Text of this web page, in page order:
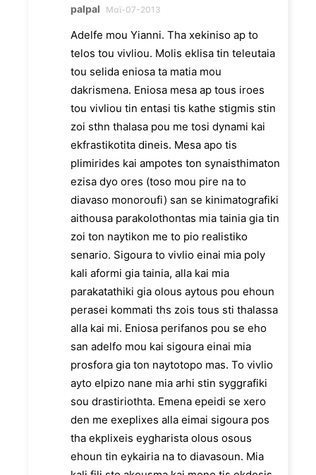
palpal Μαϊ-07-2013
Adelfe mou Yianni. Tha xekiniso ap to
telos tou vivliou. Molis eklisa tin teleutaia
tou selida eniosa ta matia mou
dakrismena. Eniosa mesa ap tous iroes
tou vivliou tin entasi tis kathe stigmis stin
zoi sthn thalasa pou me tosi dynami kai
ekfrastikotita dineis. Mesa apo tis
plimirides kai ampotes ton synaisthimaton
ezisa dyo ores (toso mou pire na to
diavaso monoroufi) san se kinimatografiki
aithousa parakolothontas mia tainia gia tin
zoi ton naytikon me to pio realistiko
senario. Sigoura to vivlio einai mia poly
kali aformi gia tainia, alla kai mia
parakatathiki gia olous aytous pou ehoun
perasei kommati ths zois tous sti thalassa
alla kai mi. Eniosa perifanos pou se eho
san adelfo mou kai sigoura einai mia
prosfora gia ton naytotopo mas. To vivlio
ayto elpizo nane mia arhi stin syggrafiki
sou drastiriothta. Emena epeidi se xero
den me exeplixes alla eimai sigoura pos
tha ekplixeis eygharista olous osous
ehoun tin eykairia na to diavasoun. Mia